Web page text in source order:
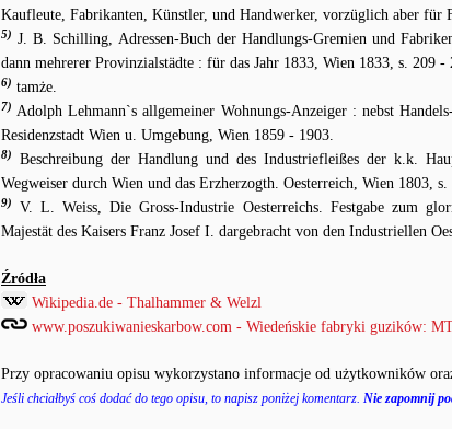
Kaufleute, Fabrikanten, Künstler, und Handwerker, vorzüglich aber für
5) J. B. Schilling, Adressen-Buch der Handlungs-Gremien und
dann mehrerer Provinzialstädte : für das Jahr 1833, Wien 1833, s. 209 -
6) tamże.
7) Adolph Lehmann`s allgemeiner Wohnungs-Anzeiger : nebst
Residenzstadt Wien u. Umgebung, Wien 1859 - 1903.
8)
Beschreibung der Handlung und des Industriefleißes der k.k.
Wegweiser durch Wien und das Erzherzogth. Oesterreich, Wien 1803, s.
9)
V. L. Weiss, Die Gross-Industrie Oesterreichs. Festgabe zum
Majestät des Kaisers Franz Josef I. dargebracht von den Industriellen
Źródła
Wikipedia.de - Thalhammer & Welzl
www.poszukiwanieskarbow.com - Wiedeńskie fabryki guzików:
Przy opracowaniu opisu wykorzystano informacje od użytkowników
Jeśli chciałbyś coś dodać do tego opisu, to napisz poniżej komentarz. Nie zapomnij